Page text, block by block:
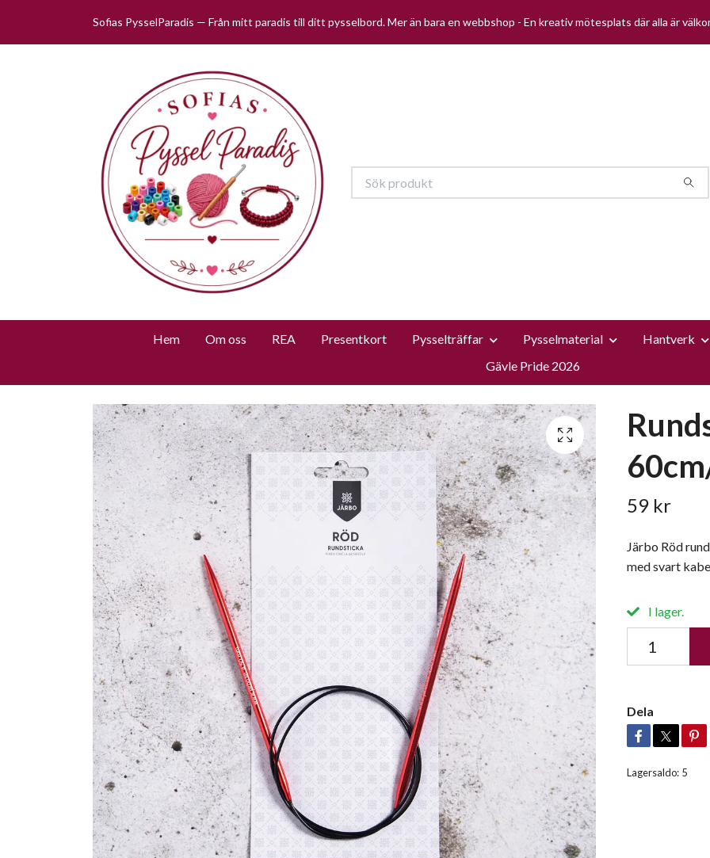
Sofias PysselParadis — Från mitt paradis till ditt pysselbord. Mer än bara en webbshop - En kreativ mötesplats där alla är
Hem Om oss REA Presentkort Pysselträffar Pysselmaterial Hantverk
Gävle Pride 2026
59 kr
Järbo Röd
med svart
I lager.
Dela
Lagersaldo: 5